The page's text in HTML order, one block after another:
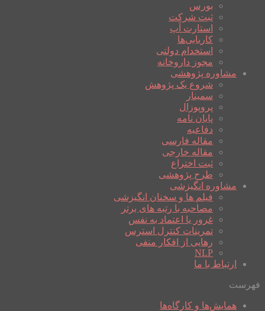
بورس
ثبت شرکت
استارت آپ
کاریابی‌ها
استخدام دولتی
مجوز داروخانه
مشاوره پژوهشی
شروع یک پژوهش
سمینار
پروپوزال
پایان نامه
دفاعیه
مقاله فارسی
مقاله خارجی
ثبت اختراع
طرح پژوهشی
مشاوره انگیزشی
فیلم ها و سخنان انگیزشی
مصاحبه با رتبه های برتر
غرور یا اعتماد به نفس
تمرینات کنترل استرس
رهایی از افکار منفی
NLP
ارتباط با ما
فهرست
همایش‌ها و کارگاه‌ها